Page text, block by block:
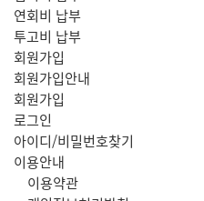
연회비 납부
투고비 납부
회원가입
회원가입안내
회원가입
로그인
아이디/비밀번호찾기
주
이용안내
이용약관